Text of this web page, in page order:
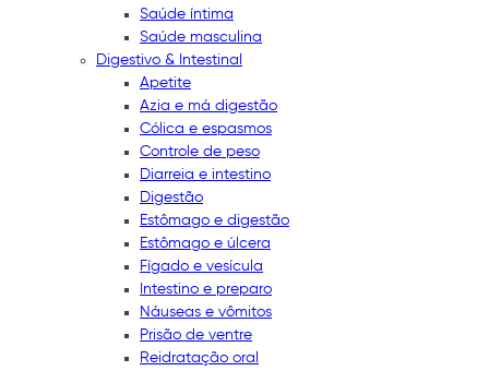
Saúde íntima
Saúde masculina
Digestivo & Intestinal
Apetite
Azia e má digestão
Cólica e espasmos
Controle de peso
Diarreia e intestino
Digestão
Estômago e digestão
Estômago e úlcera
Fígado e vesícula
Intestino e preparo
Náuseas e vômitos
Prisão de ventre
Reidratação oral